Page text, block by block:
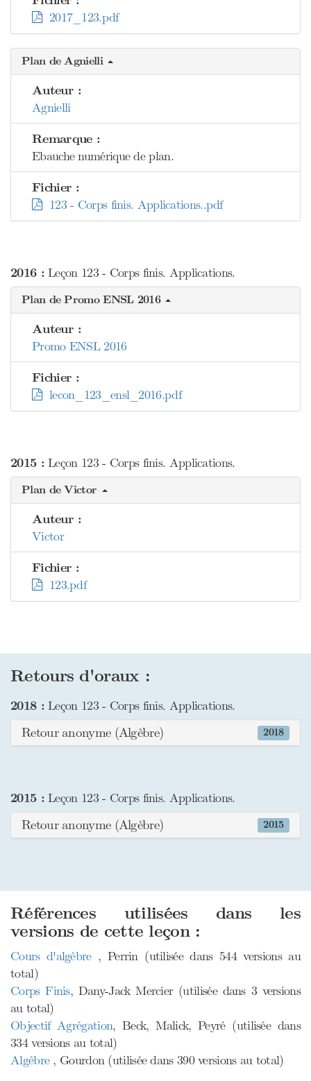
2017_123.pdf
Plan de Agnielli
Auteur :
Agnielli
Remarque :
Ebauche numérique de plan.
Fichier :
123 - Corps finis. Applications..pdf
2016 :Leçon 123 - Corps finis. Applications.
Plan de Promo ENSL 2016
Auteur :
Promo ENSL 2016
Fichier :
lecon_123_ensl_2016.pdf
2015 :Leçon 123 - Corps finis. Applications.
Plan de Victor
Auteur :
Victor
Fichier :
123.pdf
Retours d'oraux :
2018 :Leçon 123 - Corps finis. Applications.
2018
Retour anonyme (Algèbre)
2015 :Leçon 123 - Corps finis. Applications.
2015
Retour anonyme (Algèbre)
Références utilisées dans les
versions de cette leçon :
Cours d'algèbre , Perrin (utilisée dans 544 versions au
total)
Corps Finis, Dany-Jack Mercier (utilisée dans 3 versions
au total)
Objectif Agrégation, Beck, Malick, Peyré (utilisée dans
334 versions au total)
Algèbre , Gourdon (utilisée dans 390 versions au total)